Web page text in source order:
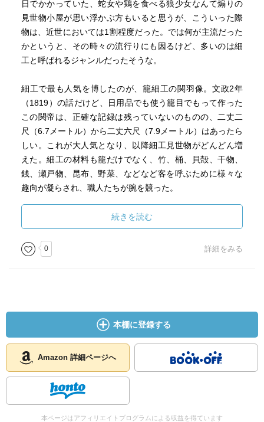
日でかかっていた、蛇女や鶏を食べる狼少女なんて煽りの
見世物小屋が思い浮かぶ方もいると思うが、こういった際
物は、近世においては1割程度だった。では何が主流だった
かというと、その時々の流行りにも因るけど、多いのは細
工と呼ばれるジャンルだったそうな。
細工で最も人気を博したのが、籠細工の関羽像。文政2年
（1819）の話だけど、日用品でも使う籠目でもって作った
この関帝は、正確な記録は残っていないのものの、二丈二
尺（6.7メートル）から二丈六尺（7.9メートル）はあったら
しい。これが大人気となり、以降細工見世物がどんどん増
えた。細工の材料も籠だけでなく、竹、桶、貝殻、干物、
銭、瀬戸物、昆布、野菜、などなど客を呼ぶために様々な
趣向が凝らされ、職人たちが腕を競った。
細工物以外で有名なものは、ラクダや象など舶来の動物、
これは見る、または絵姿を家に貼ると疫病除けのまじない
になるなんて宣伝もされて、単なる動物ではなくちょっと
した信仰が加わっているところが面白い。
幕末は尊王攘夷や旧幕など動乱のイメエジが強いけれど、
ドンパチやって上下左右にあれこれ騒いでいたのは武士階
級であり、庶民は物価の急騰などの混乱はあったけど、鶴
屋南北の『東海道四谷怪談』などが登場し、人気になった
ことからもわかるように、割と内戦に関わりなく生活して
いたところも少なくない。あくまで武士が中心の問題で庶
民が積極的に参加している運動ではなかった。武士階級の
続きを読む
0 詳細をみる
本棚に登録する
Amazon 詳細ページへ
本ページはアフィリエイトプログラムによる収益を得ています